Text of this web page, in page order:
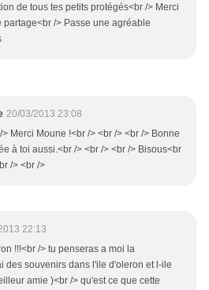
de tous tes petits protégés<br /> Merci
/> Passe une agréable
20/03/2013 23:08
> Merci Moune !<br /> <br /> <br /> Bonne
à toi aussi.<br /> <br /> <br /> Bisous<br
/> <br />
22:13
!!!<br /> tu penseras a moi la
des souvenirs dans l'ile d'oleron et l-ile
amie )<br /> qu'est ce que cette